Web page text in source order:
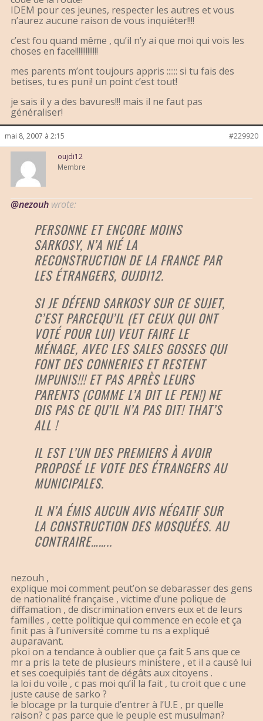
IDEM pour ces jeunes, respecter les autres et vous
n’aurez aucune raison de vous inquiéter!!!!
c’est fou quand même , qu’il n’y ai que moi qui vois les
choses en face!!!!!!!!!!!!!
mes parents m’ont toujours appris :::::: si tu fais des
betises, tu es puni! un point c’est tout!
je sais il y a des bavures!!! mais il ne faut pas
généraliser!
mai 8, 2007 à 2:15 #229920
oujdi12
Membre
@nezouh wrote:
PERSONNE ET ENCORE MOINS
SARKOSY, N’A NIÉ LA
RECONSTRUCTION DE LA FRANCE PAR
LES ÉTRANGERS, OUJDI12.
SI JE DÉFEND SARKOSY SUR CE SUJET,
C’EST PARCEQU’IL (ET CEUX QUI ONT
VOTÉ POUR LUI) VEUT FAIRE LE
MÉNAGE, AVEC LES SALES GOSSES QUI
FONT DES CONNERIES ET RESTENT
IMPUNIS!!! ET PAS APRÈS LEURS
PARENTS (COMME L’A DIT LE PEN!) NE
DIS PAS CE QU’IL N’A PAS DIT! THAT’S
ALL !
IL EST L’UN DES PREMIERS À AVOIR
PROPOSÉ LE VOTE DES ÉTRANGERS AU
MUNICIPALES.
IL N’A ÉMIS AUCUN AVIS NÉGATIF SUR
LA CONSTRUCTION DES MOSQUÉES. AU
CONTRAIRE……..
nezouh ,
explique moi comment peut’on se debarasser des gens
de nationalité française , victime d’une polique de
diffamation , de discrimination envers eux et de leurs
familles , cette politique qui commence en ecole et ça
finit pas à l’université comme tu ns a expliqué
auparavant.
pkoi on a tendance à oublier que ça fait 5 ans que ce
mr a pris la tete de plusieurs ministere , et il a causé lui
et ses coequipiés tant de dégâts aux citoyens .
la loi du voile , c pas moi qu’il la fait , tu croit que c une
juste cause de sarko ?
le blocage pr la turquie d’entrer à l’U.E , pr quelle
raison? c pas parce que le peuple est musulman?